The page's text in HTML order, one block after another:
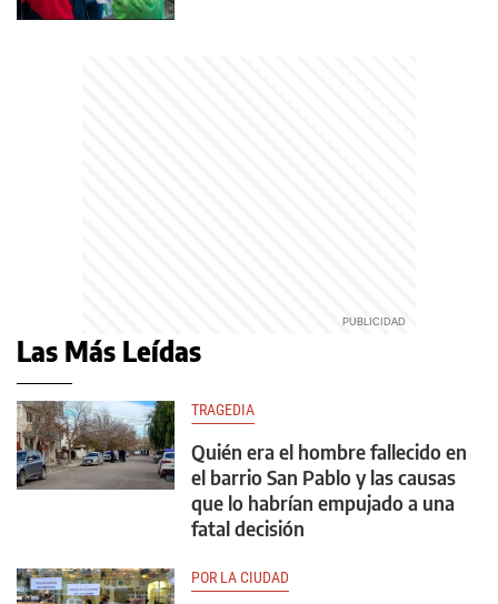
Las Más Leídas
TRAGEDIA
Quién era el hombre fallecido en
el barrio San Pablo y las causas
que lo habrían empujado a una
fatal decisión
POR LA CIUDAD